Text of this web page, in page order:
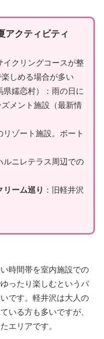
アクティビティ
イクリングコースが整
しめる場合が多い
県嬬恋村）：雨の日に
メント施設（最新情
リゾート施設。ボート
ルニレテラス周辺での
リーム巡り ：旧軽井沢
時間帯を室内施設での
ったり楽しむというパ
です。軽井沢は大人の
いる方も多いですが、
エリアです。